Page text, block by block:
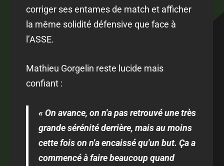
corriger ses entames de match et afficher
la même solidité défensive que face à
l’ASSE.
Mathieu Gorgelin reste lucide mais
confiant :
« On avance, on n'a pas retrouvé une très
grande sérénité derrière, mais au moins
cette fois on n'a encaissé qu'un but. Ça a
commencé à faire beaucoup quand